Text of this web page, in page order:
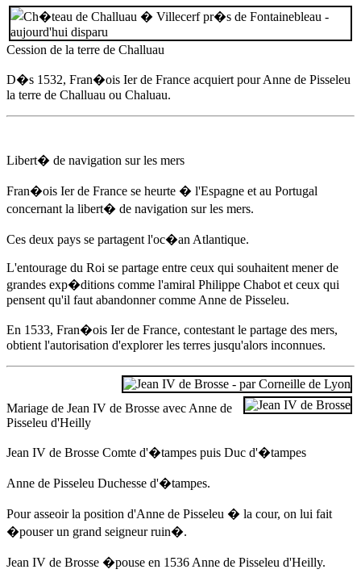
Cession de la terre de Challuau
D�s 1532, Fran�ois Ier de France acquiert pourAnne de Pisseleu
la terre de Challuau ou Chaluau.
Libert� de navigation sur les mers
Fran�ois Ier de France se heurte � l'Espagne et au Portugal
concernant la libert� de navigation sur les mers.
Ces deux pays se partagent l'oc�an Atlantique.
L'entourage du Roi se partage entre ceux qui souhaitent mener de
grandes exp�ditions comme l'amiral Philippe Chabot et ceux qui
pensent qu'il faut abandonner comme Anne de Pisseleu.
En 1533, Fran�ois Ier de France, contestant le partage des mers,
obtient l'autorisation d'explorer les terres jusqu'alors inconnues.
Mariage de Jean IV de Brosse avec Anne de
Pisseleu d'Heilly
Jean IV de Brosse Comte d'�tampes puis Duc d'�tampes
Anne de Pisseleu Duchesse d'�tampes.
Pour asseoir la position d'Anne de Pisseleu � la cour, on lui fait
�pouser un grand seigneur ruin�.
Jean IV de Brosse �pouse en 1536 Anne de Pisseleu d'Heilly.